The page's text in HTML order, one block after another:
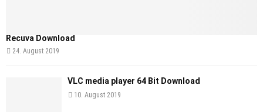
Recuva Download
24. August 2019
VLC media player 64 Bit Download
10. August 2019